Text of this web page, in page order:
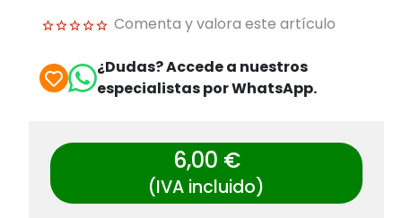
Comenta y valora este artículo
¿Dudas? Accede a nuestros
especialistas por WhatsApp.
6,00 €
(IVA incluido)